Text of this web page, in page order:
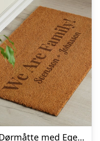
Dørmåtte med Eget Design